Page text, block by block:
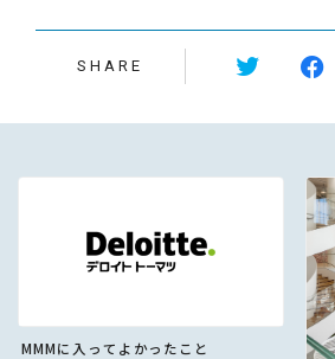
SHARE
MMMに入ってよかったこと